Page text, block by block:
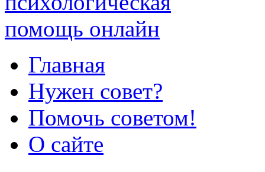
Главная
Нужен совет?
Помочь советом!
О сайте